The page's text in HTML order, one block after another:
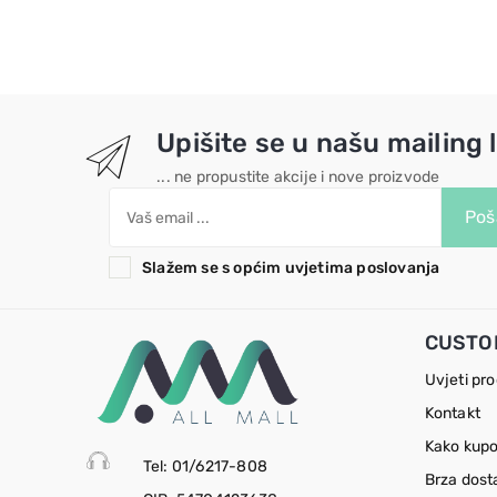
Upišite se u našu mailing
... ne propustite akcije i nove proizvode
Slažem se s općim uvjetima poslovanja
Tel: 01/6217-808
Uvjeti
Kontakt
Kako
Brza